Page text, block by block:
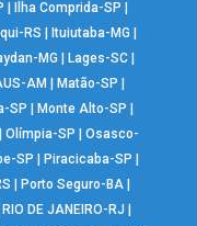
Ilha Comprida-SP
RS Ituiutaba-MG
MG Lages-SC|
AM Matão-SP
SP Monte Alto-SP
|Olímpia-SP |Osasco-
SP Piracicaba-SP
Porto Seguro-BA
RIO DE JANEIRO-RJ